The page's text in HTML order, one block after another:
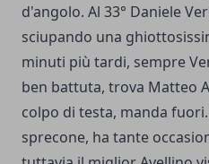
d'angolo. Al 33° Daniele
sciupando una
minuti più tardi, sempre
ben battuta, trova Matteo
colpo di testa, manda
sprecone, ha tante